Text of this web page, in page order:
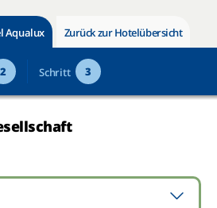
Aqualux Zurück zur Hotelübersicht
2 Schritt 3